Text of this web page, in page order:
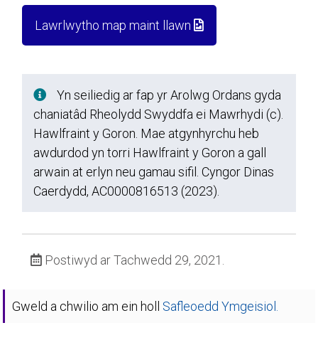
Lawrlwytho map maint llawn
Yn seiliedig ar fap yr Arolwg Ordans gyda
chaniatâd Rheolydd Swyddfa ei Mawrhydi (c).
Hawlfraint y Goron. Mae atgynhyrchu heb
awdurdod yn torri Hawlfraint y Goron a gall
arwain at erlyn neu gamau sifil. Cyngor Dinas
Caerdydd, AC0000816513 (2023).
Postiwyd ar Tachwedd 29, 2021.
Gweld a chwilio am ein holl Safleoedd Ymgeisiol.